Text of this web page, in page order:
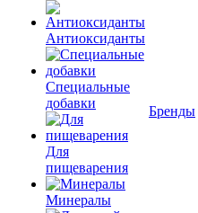
Антиоксиданты
Специальные
добавки
Для
пищеварения
Минералы
Бренды